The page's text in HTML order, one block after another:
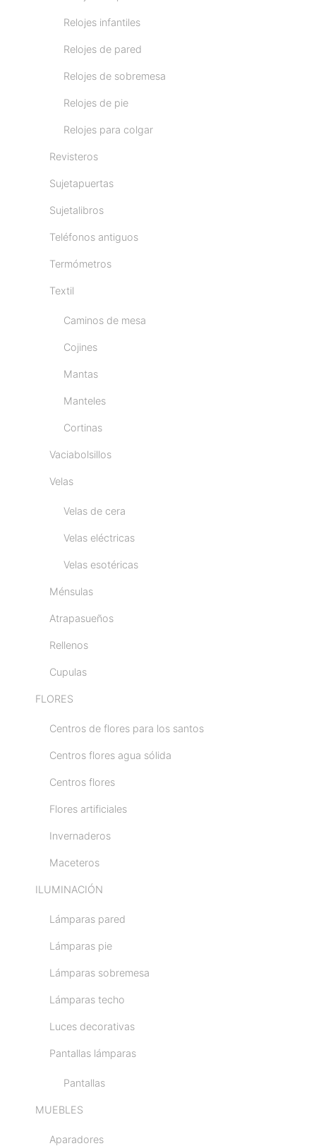
Relojes infantiles
Relojes de pared
Relojes de sobremesa
Relojes de pie
Relojes para colgar
Revisteros
Sujetapuertas
Sujetalibros
Teléfonos antiguos
Termómetros
Textil
Caminos de mesa
Cojines
Mantas
Manteles
Cortinas
Vaciabolsillos
Velas
Velas de cera
Velas eléctricas
Velas esotéricas
Ménsulas
Atrapasueños
Rellenos
Cupulas
FLORES
Centros de flores para los santos
Centros flores agua sólida
Centros flores
Flores artificiales
Invernaderos
Maceteros
ILUMINACIÓN
Lámparas pared
Lámparas pie
Lámparas sobremesa
Lámparas techo
Luces decorativas
Pantallas lámparas
Pantallas
MUEBLES
Aparadores